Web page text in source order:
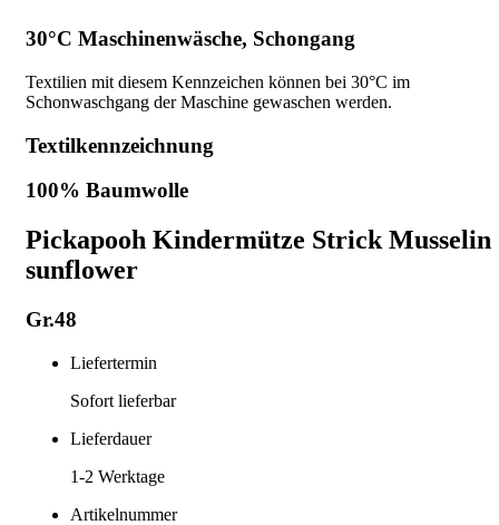
30°C Maschinenwäsche, Schongang
Textilien mit diesem Kennzeichen können bei 30°C im
Schonwaschgang der Maschine gewaschen werden.
Textilkennzeichnung
100% Baumwolle
Pickapooh Kindermütze Strick Musselin
sunflower
Gr.48
Liefertermin
Sofort lieferbar
Lieferdauer
1-2 Werktage
Artikelnummer